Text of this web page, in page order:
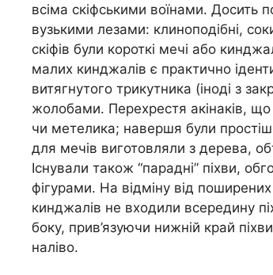
всіма скіфськими воїнами. Досить
вузькими лезами: клиноподібні,
скіфів були короткі мечі або
малих кинджалів є практично
витягнутого трикутника (іноді з
жолобами. Перехрестя акінаків,
чи метелика; навершя були
для мечів виготовляли з дерева,
Існували також “парадні” піхви,
фігурами. На відміну від
кинджалів не входили всередину
боку, прив’язуючи нижній край
наліво.